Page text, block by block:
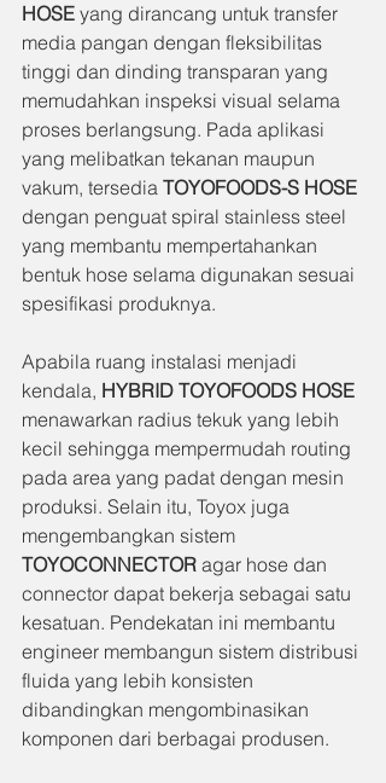
HOSE yang dirancang untuk transfer
media pangan dengan fleksibilitas
tinggi dan dinding transparan yang
memudahkan inspeksi visual selama
proses berlangsung. Pada aplikasi
yang melibatkan tekanan maupun
vakum, tersedia TOYOFOODS-S HOSE
dengan penguat spiral stainless steel
yang membantu mempertahankan
bentuk hose selama digunakan sesuai
spesifikasi produknya.
Apabila ruang instalasi menjadi
kendala, HYBRID TOYOFOODS HOSE
menawarkan radius tekuk yang lebih
kecil sehingga mempermudah routing
pada area yang padat dengan mesin
produksi. Selain itu, Toyox juga
mengembangkan sistem
TOYOCONNECTOR agar hose dan
connector dapat bekerja sebagai satu
kesatuan. Pendekatan ini membantu
engineer membangun sistem distribusi
fluida yang lebih konsisten
dibandingkan mengombinasikan
komponen dari berbagai produsen.